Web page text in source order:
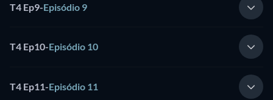
T4 Ep9-Episódio 9
T4 Ep10-Episódio 10
T4 Ep11-Episódio 11